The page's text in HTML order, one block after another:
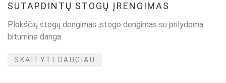
SUTAPDINTŲ STOGŲ ĮRENGIMAS
Plokščių stogų dengimas ,stogo dengimas su prilydoma
bitumine danga.
SKAITYTI DAUGIAU